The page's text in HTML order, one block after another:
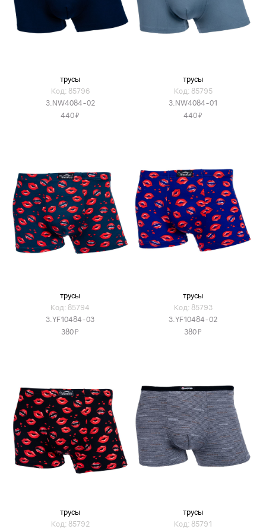
трусы
Код: 85796
3.NW4084-02
440Я
трусы
Код: 85795
3.NW4084-01
440Я
трусы
Код: 85794
3.YF10484-03
380Я
трусы
Код: 85793
3.YF10484-02
380Я
трусы
Код: 85792
трусы
Код: 85791